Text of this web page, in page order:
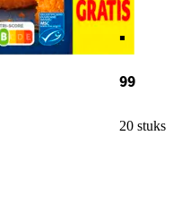
.
99
20 stuks